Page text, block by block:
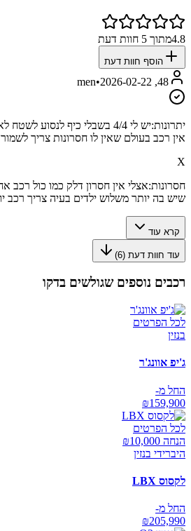
4.8מתוך 5 חוות דעת
הוסף חוות דעת
48, men
•2026-02-22
יתרונות:
יש לי 4/4 בשבלי כיף לנסוע
אין רכב בעולם שאין לו חסרונות צריך
X
חסרונות:אצלי אין חסרון דלק כמו כול רכב
שיש בה יותר משלוש ילדים בעיה צריך רכב
קרא עוד
עוד חוות דעת (6
)
רכבים נוספים שגולשים בדקו
לכל הפרטים
בנזין
ג'יפ אוונג'ר
החל מ-
₪159,900
לכל הפרטים
הנחה ₪ 10,000
היברידי בנזין
לקסוס LBX
החל מ-
₪205,990